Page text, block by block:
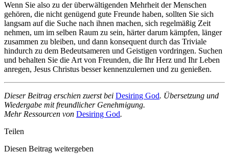
Wenn Sie also zu der überwältigenden Mehrheit der Menschen
gehören, die nicht genügend gute Freunde haben, sollten Sie sich
langsam auf die Suche nach ihnen machen, sich regelmäßig Zeit
nehmen, um im selben Raum zu sein, härter darum kämpfen, länger
zusammen zu bleiben, und dann konsequent durch das Triviale
hindurch zu dem Bedeutsameren und Geistigen vordringen. Suchen
und behalten Sie die Art von Freunden, die Ihr Herz und Ihr Leben
anregen, Jesus Christus besser kennenzulernen und zu genießen.
Dieser Beitrag erschien zuerst bei Desiring God. Übersetzung und
Wiedergabe mit freundlicher Genehmigung.
Mehr Ressourcen von Desiring God.
Teilen
Diesen Beitrag weitergeben